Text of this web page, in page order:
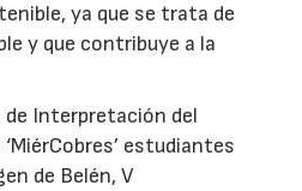
ya que se trata de
y que contribuye a la
Interpretación del
estudiantes
de Belén, V